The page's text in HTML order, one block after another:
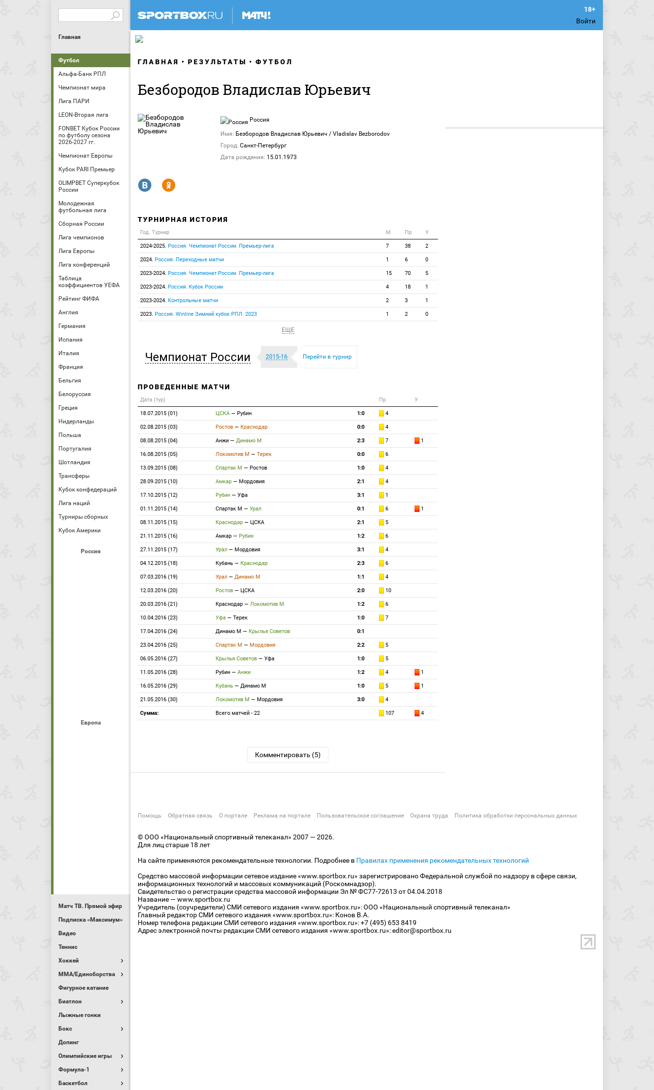
Войти
Главная
Футбол
Альфа-Банк РПЛ
Чемпионат мира
Лига ПАРИ
LEON-Вторая лига
FONBET Кубок России
по футболу сезона
2026-2027 гг.
Чемпионат Европы
Кубок PARI Премьер
OLIMPBET Суперкубок
России
Молодежная
футбольная лига
Сборная России
Лига чемпионов
Лига Европы
Лига конференций
Таблица
коэффициентов УЕФА
Рейтинг ФИФА
Англия
Германия
Испания
Италия
Франция
Бельгия
Белоруссия
Греция
Нидерланды
Польша
Португалия
Шотландия
Трансферы
Кубок конфедераций
Лига наций
Турниры сборных
Кубок Америки
Россия
Европа
Матч ТВ. Прямой эфир
Подписка «Максимум»
Видео
Теннис
Хоккей
MMA/Единоборства
Фигурное катание
Биатлон
Лыжные гонки
Бокс
Допинг
Олимпийские игры
Формула-1
Баскетбол
ГЛАВНАЯ РЕЗУЛЬТАТЫ ФУТБОЛ
Безбородов Владислав Юрьевич
Россия
Имя: Безбородов Владислав Юрьевич / Vladislav Bezborodov
Город: Санкт-Петербург
Дата рождения: 15.01.1973
R Y
ТУРНИРНАЯ ИСТОРИЯ
Год. Турнир М Пр У
2024-2025. Россия. Чемпионат России. Премьер-лига 7 38 2
2024. Россия. Переходные матчи 1 6 0
2023-2024. Россия. Чемпионат России. Премьер-лига 15 70 5
2023-2024. Россия. Кубок России 4 18 1
2023-2024. Контрольные матчи 2 3 1
2023. Россия. Winline Зимний кубок РПЛ. 2023 1 2 0
ЕЩЕ
Чемпионат России 2015-16 Перейти в турнир
ПРОВЕДЕННЫЕ МАТЧИ
Дата (тур) Пр У
18.07.2015 (01) ЦСКА — Рубин 1:0 4
02.08.2015 (03) Ростов — Краснодар 0:0 4
08.08.2015 (04) Анжи — Динамо М 2:3 7 1
16.08.2015 (05) Локомотив М — Терек 0:0 6
13.09.2015 (08) Спартак М — Ростов 1:0 4
28.09.2015 (10) Амкар — Мордовия 2:1 4
17.10.2015 (12) Рубин — Уфа 3:1 1
01.11.2015 (14) Спартак М — Урал 0:1 6 1
08.11.2015 (15) Краснодар — ЦСКА 2:1 5
21.11.2015 (16) Амкар — Рубин 1:2 6
27.11.2015 (17) Урал — Мордовия 3:1 4
04.12.2015 (18) Кубань — Краснодар 2:3 6
07.03.2016 (19) Урал — Динамо М 1:1 4
12.03.2016 (20) Ростов — ЦСКА 2:0 10
20.03.2016 (21) Краснодар — Локомотив М 1:2 6
10.04.2016 (23) Уфа — Терек 1:0 7
17.04.2016 (24) Динамо М — Крылья Советов 0:1
23.04.2016 (25) Спартак М — Мордовия 2:2 5
06.05.2016 (27) Крылья Советов — Уфа 1:0 5
11.05.2016 (28) Рубин — Анжи 1:2 4 1
16.05.2016 (29) Кубань — Динамо М 1:0 5 1
21.05.2016 (30) Локомотив М — Мордовия 3:0 4
Сумма: Всего матчей - 22 107 4
Комментировать (5)
Помощь Обратная связь О портале Реклама на портале Пользовательское соглашение Охрана труда Политика обработки персональных данных
© ООО «Национальный спортивный телеканал» 2007 — 2026.
Для лиц старше 18 лет
На сайте применяются рекомендательные технологии. Подробнее в Правилах применения рекомендательных технологий
Средство массовой информации сетевое издание «www.sportbox.ru» зарегистрировано Федеральной службой по надзору в сфере связи,
информационных технологий и массовых коммуникаций (Роскомнадзор).
Свидетельство о регистрации средства массовой информации Эл № ФС77-72613 от 04.04.2018
Название — www.sportbox.ru
Учредитель (соучредители) СМИ сетевого издания «www.sportbox.ru»: ООО «Национальный спортивный телеканал»
Главный редактор СМИ сетевого издания «www.sportbox.ru»: Конов В.А.
Номер телефона редакции СМИ сетевого издания «www.sportbox.ru»: +7 (495) 653 8419
Адрес электронной почты редакции СМИ сетевого издания «www.sportbox.ru»: editor@sportbox.ru